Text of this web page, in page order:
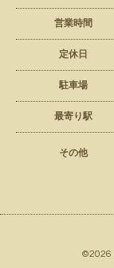
営業時間
定休日
駐車場
最寄り駅
その他
©2026